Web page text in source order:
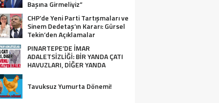
Başına Girmeliyiz”
CHP’de Yeni Parti Tartışmaları ve
Sinem Dedetaş’ın Kararı: Gürsel
Tekin’den Açıklamalar
PINARTEPE’DE İMAR
ADALETSİZLİĞİ: BİR YANDA ÇATI
HAVUZLARI, DİĞER YANDA
Tavuksuz Yumurta Dönemi!